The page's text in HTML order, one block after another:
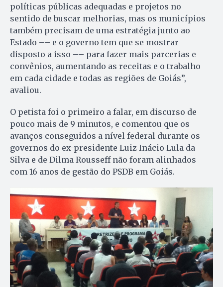
políticas públicas adequadas e projetos no
sentido de buscar melhorias, mas os municípios
também precisam de uma estratégia junto ao
Estado –– e o governo tem que se mostrar
disposto a isso –– para fazer mais parcerias e
convênios, aumentando as receitas e o trabalho
em cada cidade e todas as regiões de Goiás”,
avaliou.
O petista foi o primeiro a falar, em discurso de
pouco mais de 9 minutos, e comentou que os
avanços conseguidos a nível federal durante os
governos do ex-presidente Luiz Inácio Lula da
Silva e de Dilma Rousseff não foram alinhados
com 16 anos de gestão do PSDB em Goiás.